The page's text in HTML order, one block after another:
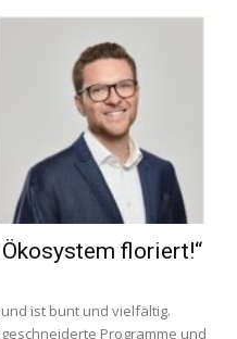
floriert!“
ist bunt und vielfältig.
Programme und